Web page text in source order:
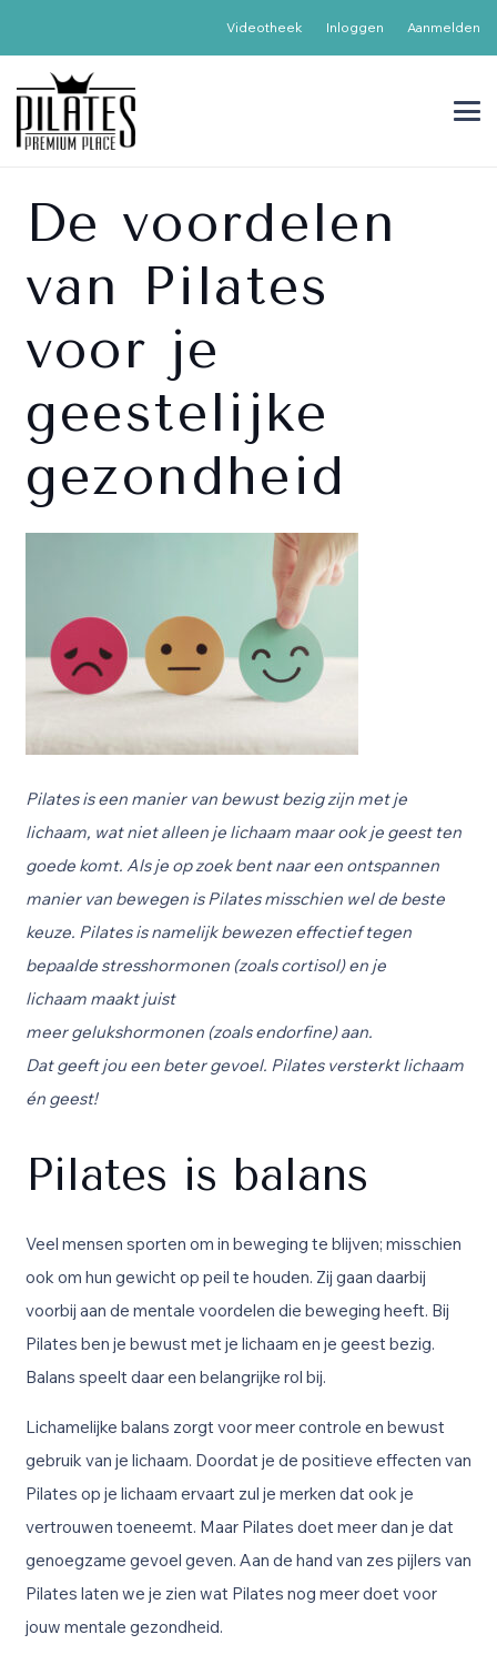
Videotheek Inloggen Aanmelden
De voordelen
van Pilates
voor je
geestelijke
gezondheid
Pilates is een manier van bewust bezig zijn met je
lichaam, wat niet alleen je lichaam maar ook je geest ten
goede komt. Als je op zoek bent naar een ontspannen
manier van bewegen is Pilates misschien wel de beste
keuze. Pilatesisnamelijkbewezen effectief tegen
bepaalde stresshormonen (zoalscortisol)en je
lichaammaaktjuist
meergelukshormonen(zoalsendorfine)aan.
Datgeeftjou een beter gevoel. Pilates versterkt lichaam
én geest!
Pilates is balans
Veel mensen sporten om in beweging te blijven; misschien
ook om hun gewicht op peil te houden. Zij gaan daarbij
voorbij aan de mentale voordelen die beweging heeft. Bij
Pilates ben je bewust met je lichaam en je geest bezig.
Balans speelt daar een belangrijke rol bij.
Lichamelijke balans zorgt voor meer controle en bewust
gebruik van je lichaam. Doordat je de positieve effecten van
Pilates op je lichaam ervaart zul je merken dat ook je
vertrouwen toeneemt. Maar Pilates doet meer dan je dat
genoegzame gevoel geven. Aan de hand van zes pijlers van
Pilates laten we je zien wat Pilates nog meer doet voor
jouw mentale gezondheid.